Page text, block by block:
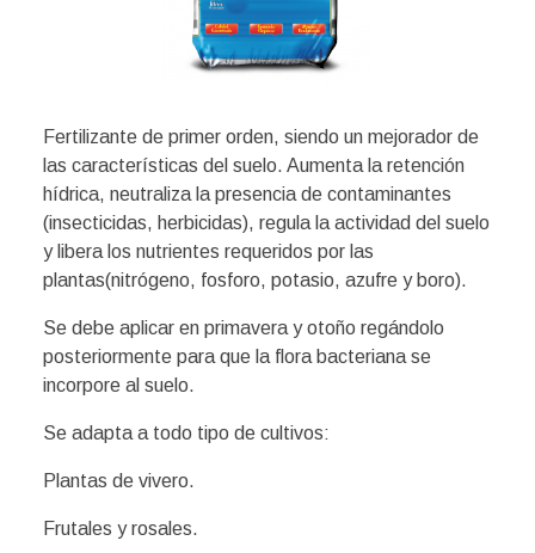
Fertilizante de primer orden, siendo un mejorador de
las características del suelo. Aumenta la retención
hídrica, neutraliza la presencia de contaminantes
(insecticidas, herbicidas), regula la actividad del suelo
y libera los nutrientes requeridos por las
plantas(nitrógeno, fosforo, potasio, azufre y boro).
Se debe aplicar en primavera y otoño regándolo
posteriormente para que la flora bacteriana se
incorpore al suelo.
Se adapta a todo tipo de cultivos:
Plantas de vivero.
Frutales y rosales.